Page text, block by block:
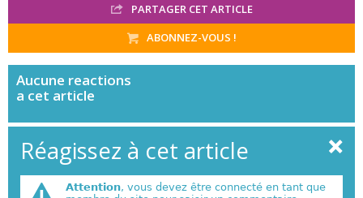
PARTAGER CET ARTICLE
ABONNEZ-VOUS !
Aucune reactions
a cet article
Réagissez à cet article
Attention, vous devez être connecté en tant que